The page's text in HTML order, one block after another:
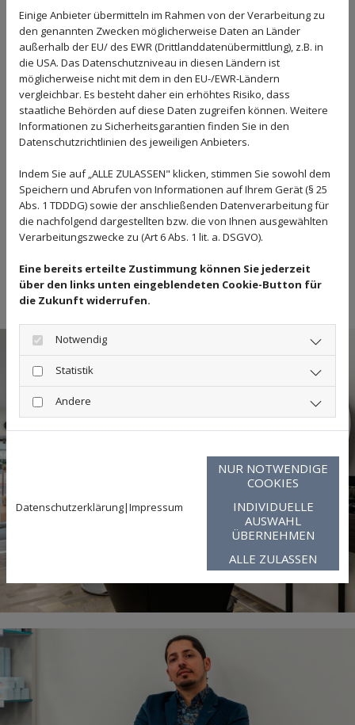
DAS TEAM VON HAARSYMPATHIE
IVAN
Inhaber & Friseurmeister
spezialisiert auf Färben und
Strähnen Haarverlängerung
Einige Anbieter übermitteln im Rahmen von der Verarbeitung zu
den genannten Zwecken möglicherweise Daten an Länder
außerhalb der EU/ des EWR (Drittlanddatenübermittlung), z.B. in
die USA. Das Datenschutzniveau in diesen Ländern ist
möglicherweise nicht mit dem in den EU-/EWR-Ländern
vergleichbar. Es besteht daher ein erhöhtes Risiko, dass
staatliche Behörden auf diese Daten zugreifen können. Weitere
Informationen zu Sicherheitsgarantien finden Sie in den
Datenschutzrichtlinien des jeweiligen Anbieters.
Indem Sie auf „ALLE ZULASSEN" klicken, stimmen Sie sowohl dem
Speichern und Abrufen von Informationen auf Ihrem Gerät (§ 25
Abs. 1 TDDDG) sowie der anschließenden Datenverarbeitung für
die nachfolgend dargestellten bzw. die von Ihnen ausgewählten
Verarbeitungszwecke zu (Art 6 Abs. 1 lit. a. DSGVO).
Eine bereits erteilte Zustimmung können Sie jederzeit
über den links unten eingeblendeten Cookie-Button für
die Zukunft widerrufen.
Notwendig
Statistik
Andere
Datenschutzerklärung|Impressum
NUR NOTWENDIGE
COOKIES
INDIVIDUELLE
AUSWAHL
ÜBERNEHMEN
ALLE ZULASSEN